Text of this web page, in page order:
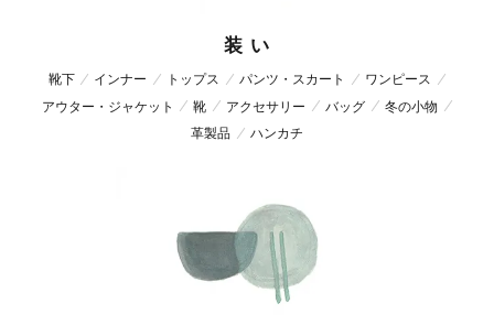
装 い
靴下 インナー トップス パンツ・スカート
ワンピース
アウター・ジャケット
靴 アクセサリー バッグ
冬の小物
革製品
ハンカチ